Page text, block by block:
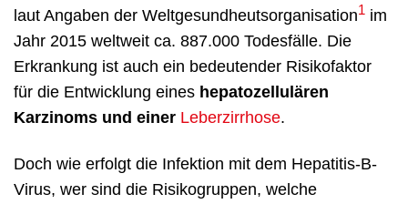
laut Angaben der Weltgesundheutsorganisation1 im
Jahr 2015 weltweit ca. 887.000 Todesfälle. Die
Erkrankung ist auch ein bedeutender Risikofaktor
für die Entwicklung eines hepatozellulären
Karzinoms und einer Leberzirrhose.
Doch wie erfolgt die Infektion mit dem Hepatitis-B-
Virus, wer sind die Risikogruppen, welche